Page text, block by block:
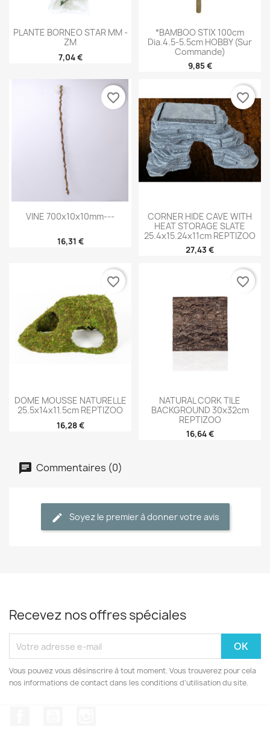
PLANTE BORNEO STAR MM -
ZM
7,04 €
*BAMBOO STIX 100cm
Dia.4.5-5.5cm HOBBY (sur
Commande)
9,85 €
VINE 700x10x10mm---
16,31 €
favorite_border
CORNER HIDE CAVE WITH
HEAT STORAGE SLATE
25.4x15.24x11cm REPTIZOO
27,43 €
favorite_border
DOME MOUSSE NATURELLE
25.5x14x11.5cm REPTIZOO
16,28 €
favorite_border
NATURAL CORK TILE
BACKGROUND 30x32cm
REPTIZOO
16,64 €
favorite_border
Commentaires (0)
Soyez le premier à donner votre avis
Recevez nos offres spéciales
Vous pouvez vous désinscrire à tout moment. Vous trouverez pour cela
nos informations de contact dans les conditions d'utilisation du site.